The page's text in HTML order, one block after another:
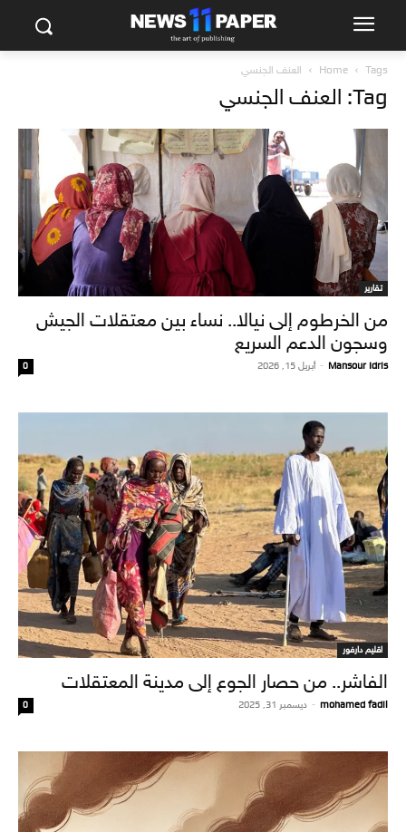
Home Tags العنف الجنسي
Tag: العنف الجنسي
تقارير
من الخرطوم إلى نيالا.. نساء بين معتقلات الجيش
وسجون الدعم السريع
Mansour Idris
- أبريل 15, 2026 0
اقليم دارفور
الفاشر.. من حصار الجوع إلى مدينة المعتقلات
mohamed fadil
- ديسمبر 31, 2025 0